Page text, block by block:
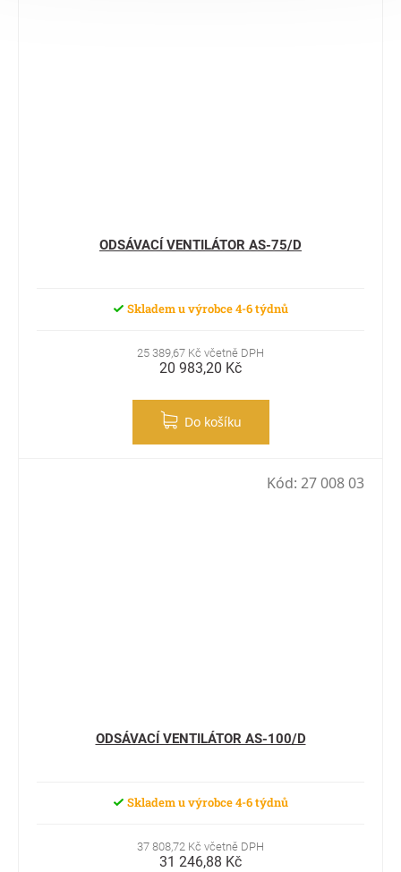
ODSÁVACÍ VENTILÁTOR AS-75/D
Skladem u výrobce 4-6 týdnů
25 389,67 Kč včetně DPH
20 983,20 Kč
Do košíku
ODSÁVACÍ VENTILÁTOR AS-100/D
Skladem u výrobce 4-6 týdnů
37 808,72 Kč včetně DPH
31 246,88 Kč
Kód: 27 008 03